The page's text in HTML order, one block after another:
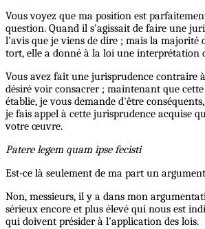
Vous voyez que ma position est
question. Quand il s'agissait de faire une
l'avis que je viens de dire ; mais la majorité
tort, elle a donné à la loi une interprétation
Vous avez fait une jurisprudence contraire
désiré voir consacrer ; maintenant que
établie, je vous demande d'être
je fais appel à cette jurisprudence acquise
votre œuvre.
Patere legem quam ipse fecisti
Est-ce là seulement de ma part un argument
Non, messieurs, il y a dans mon
sérieux encore et plus élevé qui nous est
qui doivent présider à l'application des lois.